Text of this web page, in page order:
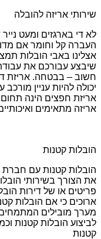
שירותי אריזה להובלה
לא די בארגזים ומעט
העברה קל וחומר אם
אצלינו באבי הובלות
שיבצע עבורכם את עבודת
חשוב – בבטחה. אריזת
יכולה להיות עניין
אריזת חפצים הינה תחום
אריזה מתאימים
הובלות קטנות
הובלות קטנות עם חברת
את הצורך בשירותי
פריטים או של דירות
ארוכים כי אם הובלות
מערך מובילים
לביצוע הובלות קטנות
קטנות